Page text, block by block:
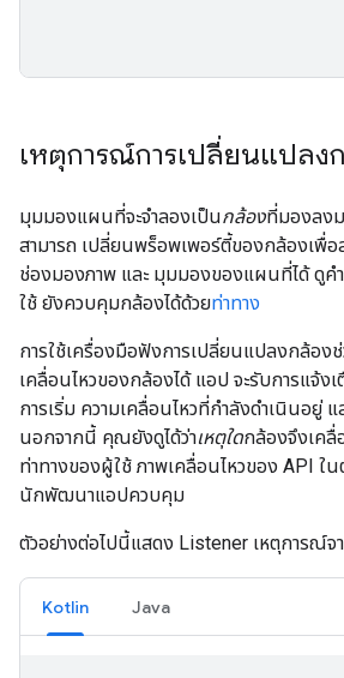
เหตุการณ์การเปลี่ยนแปลง
มุมมองแผนที่จะจำลองเป็นกล้องที่มองลง
สามารถ เปลี่ยนพร็อพเพอร์ตี้ของกล้องเพื่
ช่องมองภาพ และ มุมมองของแผนที่ได้ ดูค
ใช้ ยังควบคุมกล้องได้ด้วยท่าทาง
การใช้เครื่องมือฟังการเปลี่ยนแปลงกล้อง
เคลื่อนไหวของกล้องได้ แอป จะรับการแจ้ง
การเริ่ม ความเคลื่อนไหวที่กำลังดำเนินอยู่
นอกจากนี้ คุณยังดูได้ว่าเหตุใดกล้องจึงเคลื่
ท่าทางของผู้ใช้ ภาพเคลื่อนไหวของ API ใ
นักพัฒนาแอปควบคุม
ตัวอย่างต่อไปนี้แสดง Listener เหตุการณ์
Kotlin Java